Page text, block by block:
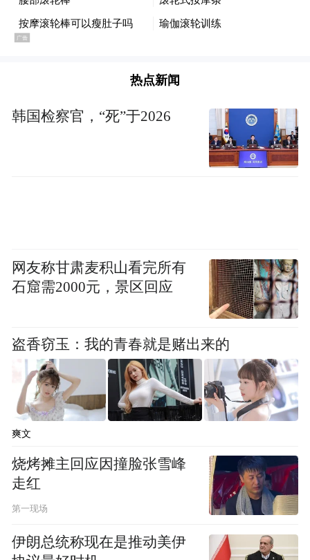
讲好抗大故事、传播抗大声音,让新时代群众
尤其是青少年在沉浸式艺术体验中感悟烽火
箱贴系列文创产品,依托书画展红色艺术内核
设计打造,实现了传统红色书画艺术与现代文
创创新的深度融合。让厚重的抗大文化从展
艺术馆揭牌后,在中国抗大主题文创艺术馆重
磅亮相的抗大红色主题书画展正式面向各界
嘉宾、群众开放,信都区委书记黄会安亲临中
国抗大主题文创艺术馆参观指导,集中展出北
京京华蓝天书画院艺术家们精心创作的红色
雪鸿、赵嘉符、佟保全七位资深艺术家现场
热点新闻
韩国检察官，“死”于2026
网友称甘肃麦积山看完所有
石窟需2000元，景区回应
盗香窃玉：我的青春就是赌出来的
爽文
烧烤摊主回应因撞脸张雪峰
走红
第一现场
伊朗总统称现在是推动美伊